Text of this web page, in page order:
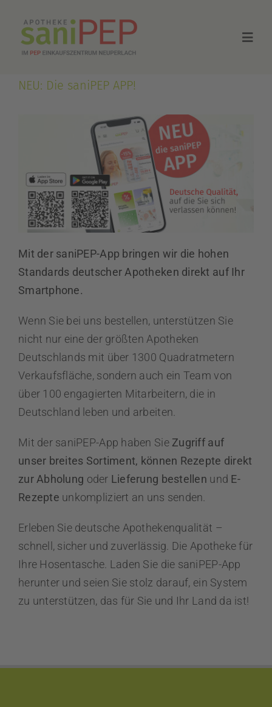
Inhalt
springen
Home
Kontakt
Newsletter
NEU: Die saniPEP APP!
Mit der saniPEP-App bringen wir die hohen
Standards deutscher Apotheken direkt auf Ihr
Smartphone.
Wenn Sie bei uns bestellen, unterstützen Sie
nicht nur eine der größten Apotheken
Deutschlands mit über 1300 Quadratmetern
Verkaufsfläche, sondern auch ein Team von
über 100 engagierten Mitarbeitern, die in
Deutschland leben und arbeiten.
Mit der saniPEP-App haben Sie Zugriff auf
unser breites Sortiment, können Rezepte direkt
zur Abholung oder Lieferung bestellen und E-
Rezepte unkompliziert an uns senden.
Erleben Sie deutsche Apothekenqualität –
schnell, sicher und zuverlässig. Die Apotheke für
Ihre Hosentasche. Laden Sie die saniPEP-App
herunter und seien Sie stolz darauf, ein System
zu unterstützen, das für Sie und Ihr Land da ist!